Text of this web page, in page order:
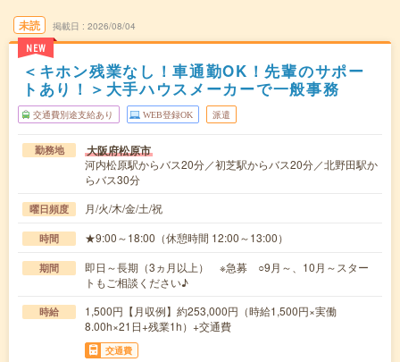
未読
NEW
掲載日 2026/08/04
＜キホン残業なし！車通勤OK！先輩のサポー
トあり！＞大手ハウスメーカーで一般事務
交通費別途支給あり WEB登録OK 派遣
勤務地 大阪府松原市
河内松原駅からバス20分／初芝駅からバス20分／北野田駅か
らバス30分
曜日頻度 月/火/木/金/土/祝
時間 ★9:00～18:00（休憩時間 12:00～13:00）
期間
即日～長期（3ヵ月以上） ※急募 ○9月～、10月～スター
トもご相談ください♪
時給
1,500円【月収例】約253,000円（時給1,500円×実働
8.00h×21日+残業1h）+交通費
交通費